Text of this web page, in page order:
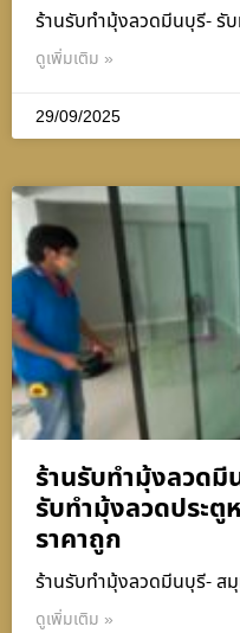
ร้านรับทำมุ้งลวดมีนบุรี- รั
ดูเพิ่มเติม »
29/09/2025
ร้านรับทำมุ้งลวดมี
รับทำมุ้งลวดประตู
ราคาถูก
ร้านรับทำมุ้งลวดมีนบุรี- ส
ดูเพิ่มเติม »